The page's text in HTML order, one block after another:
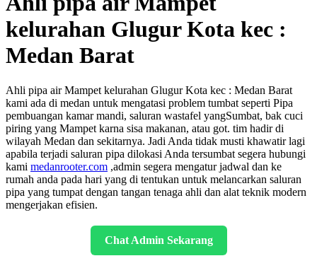
kelurahan Glugur Kota kec :
Medan Barat
Ahli pipa air Mampet kelurahan Glugur Kota kec : Medan Barat
kami ada di medan untuk mengatasi problem tumbat seperti Pipa
pembuangan kamar mandi, saluran wastafel yangSumbat, bak cuci
piring yang Mampet karna sisa makanan, atau got. tim hadir di
wilayah Medan dan sekitarnya. Jadi Anda tidak musti khawatir lagi
apabila terjadi saluran pipa dilokasi Anda tersumbat segera hubungi
kami medanrooter.com ,admin segera mengatur jadwal dan ke
rumah anda pada hari yang di tentukan untuk melancarkan saluran
pipa yang tumpat dengan tangan tenaga ahli dan alat teknik modern
mengerjakan efisien.
Chat Admin Sekarang